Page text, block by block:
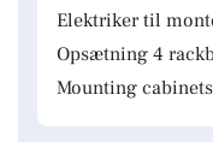
Elektriker til
Opsætning 4
Mounting